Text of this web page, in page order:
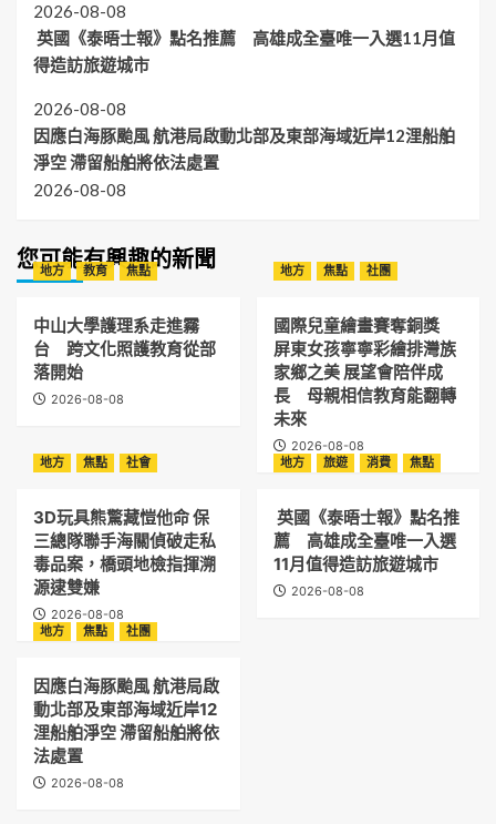
2026-08-08
英國《泰晤士報》點名推薦 高雄成全臺唯一入選11月值
得造訪旅遊城市
2026-08-08
因應白海豚颱風 航港局啟動北部及東部海域近岸12浬船舶
淨空 滯留船舶將依法處置
2026-08-08
您可能有興趣的新聞
地方 教育 焦點
中山大學護理系走進霧
台 跨文化照護教育從部
落開始
2026-08-08
地方 焦點 社團
國際兒童繪畫賽奪銅獎
屏東女孩寧寧彩繪排灣族
家鄉之美 展望會陪伴成
長 母親相信教育能翻轉
未來
2026-08-08
地方
焦點 社會
3D玩具熊驚藏愷他命 保
三總隊聯手海關偵破走私
毒品案，橋頭地檢指揮溯
源逮雙嫌
2026-08-08
地方 旅遊 消費 焦點
英國《泰晤士報》點名推
薦 高雄成全臺唯一入選
11月值得造訪旅遊城市
2026-08-08
地方 焦點 社團
因應白海豚颱風 航港局啟
動北部及東部海域近岸12
浬船舶淨空 滯留船舶將依
法處置
2026-08-08